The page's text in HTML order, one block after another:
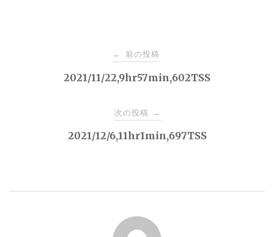
← 前の投稿
2021/11/22,9hr57min,602TSS
次の投稿 →
2021/12/6,11hr1min,697TSS